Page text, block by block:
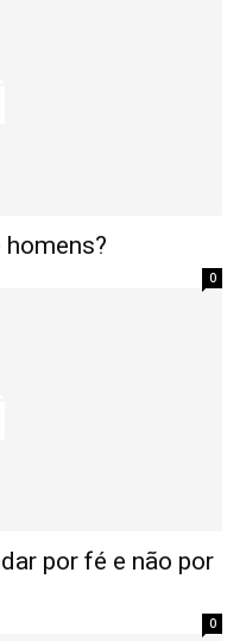
homens?
0
por fé e não por
0